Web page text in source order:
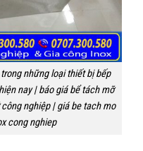
những loại thiết bị bếp
nay | báo giá bể tách mỡ
nghiệp | giá be tach mo
cong nghiep